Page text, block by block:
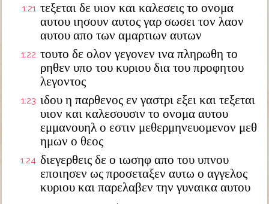
1:21 τεξεται δε υιον και καλεσεις το ονομα
αυτου ιησουν αυτος γαρ σωσει τον λαον
αυτου απο των αμαρτιων αυτων
1:22 τουτο δε ολον γεγονεν ινα πληρωθη το
ρηθεν υπο του κυριου δια του προφητου
λεγοντος
1:23 ιδου η παρθενος εν γαστρι εξει και τεξεται
υιον και καλεσουσιν το ονομα αυτου
εμμανουηλ ο εστιν μεθερμηνευομενον μεθ
ημων ο θεος
1:24 διεγερθεις δε ο ιωσηφ απο του υπνου
εποιησεν ως προσεταξεν αυτω ο αγγελος
κυριου και παρελαβεν την γυναικα αυτου